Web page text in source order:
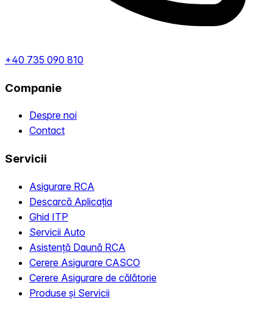
+40 735 090 810
Companie
Despre noi
Contact
Servicii
Asigurare RCA
Descarcă Aplicația
Ghid ITP
Servicii Auto
Asistență Daună RCA
Cerere Asigurare CASCO
Cerere Asigurare de călătorie
Produse și Servicii